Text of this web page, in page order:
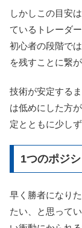
しかしこの目安
ているトレーダ
初心者の段階で
を残すことに繋
技術が安定する
は低めにした方
定とともに少し
1つのポジ
早く勝者になり
たい、と思って